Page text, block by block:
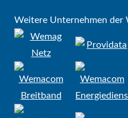
Weitere Unternehmen der